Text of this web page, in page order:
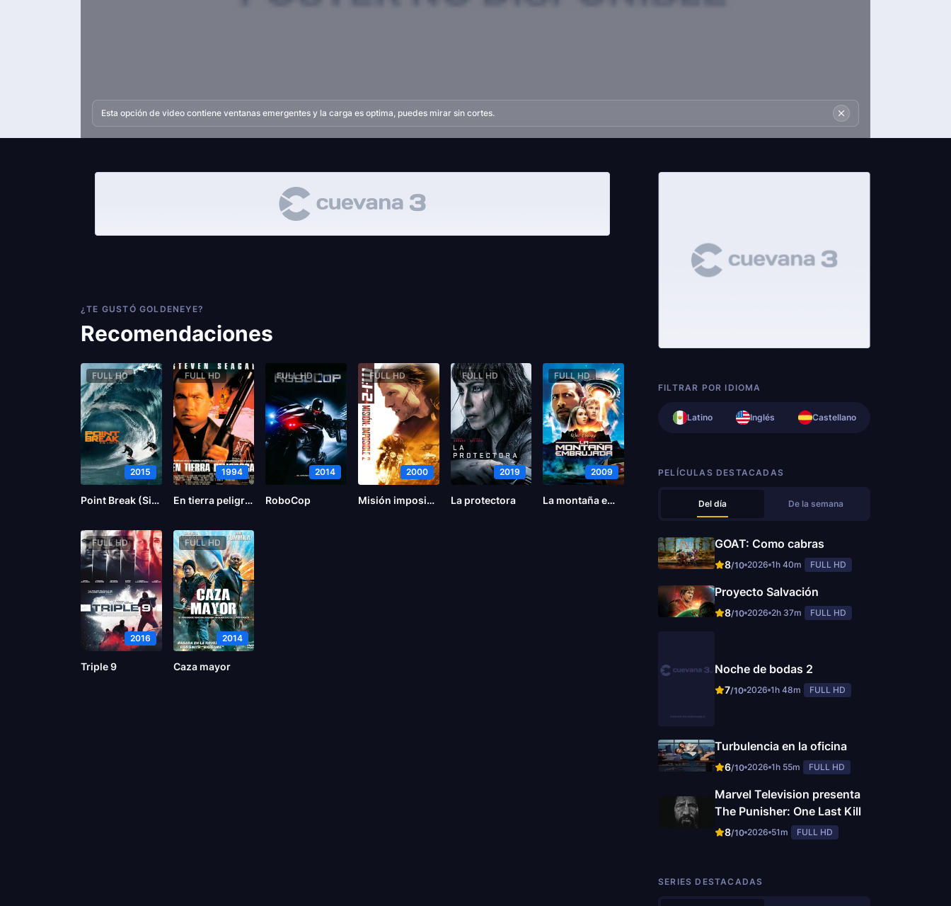
Esta opción de video contiene ventanas emergentes y la carga es optima, puedes mirar sin cortes.
¿TE GUSTÓ GOLDENEYE?
Recomendaciones
FULL HD
2015
Point Break (Sin límites)
FULL HD
1994
En tierra peligrosa
FULL HD
2014
RoboCop
FULL HD
2000
Misión imposible 2
FULL HD
2019
La protectora
FULL HD
2009
La montaña embrujada
FULL HD
2016
Triple 9
FULL HD
2014
Caza mayor
FILTRAR POR IDIOMA
Latino Inglés Castellano
PELÍCULAS DESTACADAS
Del día De la semana
GOAT: Como cabras
8/10 2026 1h 40m FULL HD
Proyecto Salvación
8/10 2026 2h 37m FULL HD
Noche de bodas 2
7/10 2026 1h 48m FULL HD
Turbulencia en la oficina
6/10 2026 1h 55m FULL HD
Marvel Television presenta
The Punisher: One Last Kill
8/10 2026 51m FULL HD
SERIES DESTACADAS